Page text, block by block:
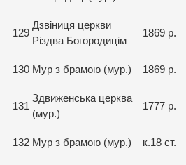
129
Дзвіниця церкви
Різдва Богородицім
1869 р.
130 Мур з брамою (мур.) 1869 р.
131
Здвиженська церква
(мур.)
1777 р.
132 Мур з брамою (мур.) к.18 ст.